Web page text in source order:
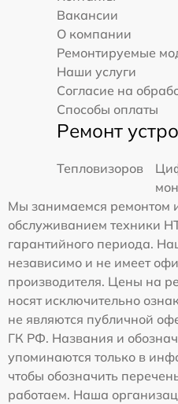
Вакансии
О компании
Ремонтируемые
Наши услуги
Согласие на
Способы оплаты
Ремонт
Тепловизоров
Мы занимаемся ремонтом
обслуживанием техники
гарантийного периода.
независимо и не имеет
производителя. Цены на
носят исключительно
не являются публичной
ГК РФ. Названия и
упоминаются только в
чтобы обозначить
работаем. Наша